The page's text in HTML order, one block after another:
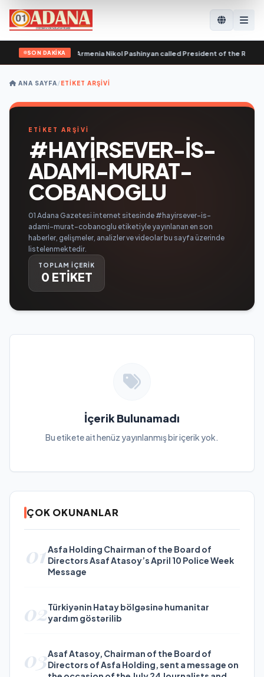
SON DAKİKA
of the Republic of Armenia Nikol Pashinyan called President of the
ANA SAYFA/ETIKET ARŞIVI
ETİKET ARŞİVİ
#HAYIRSEVER-IS-
ADAMI-MURAT-
COBANOGLU
01 Adana Gazetesi internet sitesinde #hayirsever-is-
adami-murat-cobanoglu etiketiyle yayınlanan en son
haberler, gelişmeler, analizler ve videolar bu sayfa üzerinde
listelenmektedir.
TOPLAM İÇERİK
0 ETİKET
İçerik Bulunamadı
Bu etikete ait henüz yayınlanmış bir içerik yok.
ÇOK OKUNANLAR
01Asfa Holding Chairman of the Board of
Directors Asaf Atasoy’s April 10 Police Week
Message
02Türkiyənin Hatay bölgəsinə humanitar
yardım göstərilib
03Asaf Atasoy, Chairman of the Board of
Directors of Asfa Holding, sent a message on